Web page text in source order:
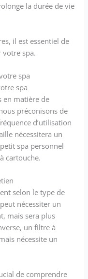
la durée de vie
il est essentiel de
spa.
spa
spa
en matière de
préconisons de
d’utilisation
nécessitera un
spa personnel
cartouche.
selon le type de
nécessiter un
mais sera plus
un filtre à
nécessite un
de comprendre